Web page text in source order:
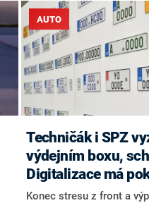
AUTO
Techničák i SPZ
výdejním boxu,
Digitalizace má
Konec stresu z front a